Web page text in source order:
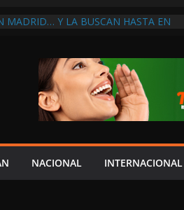
MADRID… Y LA BUSCAN HASTA EN
UNA DE LAS CADENAS DE ARTÍCULOS
DE EUROPA: MARCEL CARRILLO
PEOR MOMENTO: PAN; LA ECONOMÍA
CRECE LA INSEGURIDAD, NO HAY
SON CENSURADOS
EL TIEMPO”; INFRAESTRUCTURA
Y URGE MODERNIZARLA:
NACIONAL INTERNACIONAL